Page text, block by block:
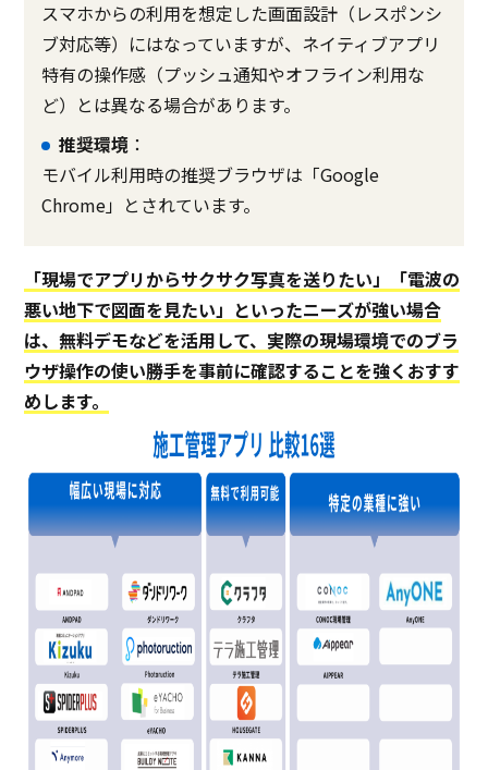
スマホからの利用を想定した画面設計（レスポンシ
ブ対応等）にはなっていますが、ネイティブアプリ
特有の操作感（プッシュ通知やオフライン利用な
ど）とは異なる場合があります。
推奨環境 ：
モバイル利用時の推奨ブラウザは「Google
Chrome」とされています。
「現場でアプリからサクサク写真を送りたい」「電波の
悪い地下で図面を見たい」といったニーズが強い場合
は、無料デモなどを活用して、実際の現場環境でのブラ
ウザ操作の使い勝手を事前に確認することを強くおすす
めします。